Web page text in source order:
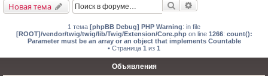
Новая тема Поиск
1 тема [phpBB Debug] PHP Warning: in file
[ROOT]/vendor/twig/twig/lib/Twig/Extension/Core.phpon line 1266: count():
Parameter must be an array or an object that implements Countable
• Страница 1 из 1
Объявления